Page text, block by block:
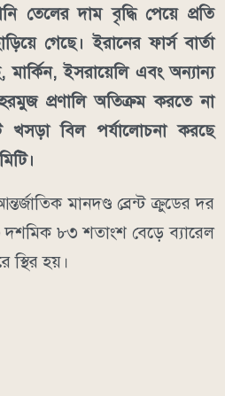
তেলের দাম বৃদ্ধি পেয়ে প্রতি
গেছে। ইরানের ফার্স বার্তা
মার্কিন, ইসরায়েলি এবং অন্যান্য
হরমুজ প্রণালি অতিক্রম করতে না
খসড়া বিল পর্যালোচনা করছে
মানদণ্ড ব্রেন্ট ক্রুডের দর
৮৩ শতাংশ বেড়ে ব্যারেল
স্থির হয়।